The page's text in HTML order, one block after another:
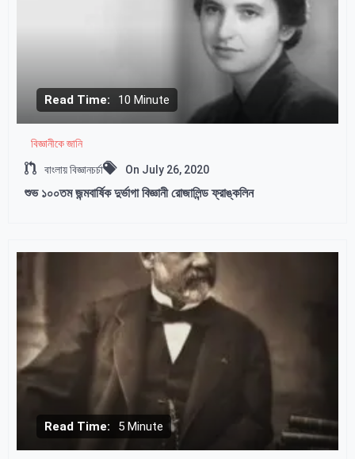
Read Time: 10 Minute
বিজ্ঞানীকে জানি
বাংলায় বিজ্ঞানচর্চা On July 26, 2020
শুভ ১০০তম জন্মবার্ষিক দুর্ভাগা বিজ্ঞানী রোজালিন্ড ফ্রাঙ্কলিন
Read Time: 5 Minute